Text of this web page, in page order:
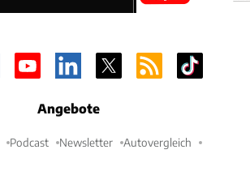
Angebote
Podcast Newsletter Autovergleich